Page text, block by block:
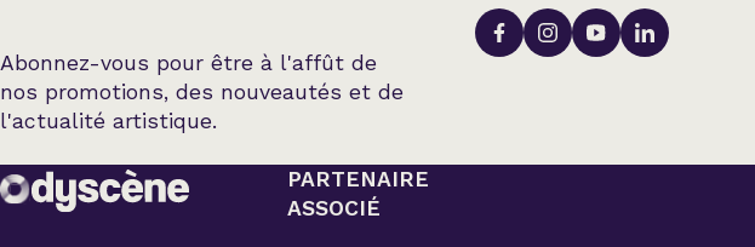
Abonnez-vous pour être à l'affût de
nos promotions, des nouveautés et de
l'actualité artistique.
PARTENAIRE
ASSOCIÉ